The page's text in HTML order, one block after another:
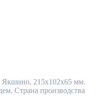
215x102x65 мм.
Страна производства